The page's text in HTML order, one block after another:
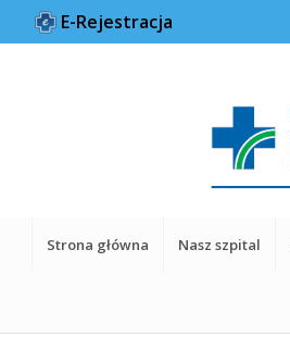
E-Rejestracja
Strona główna Nasz szpital